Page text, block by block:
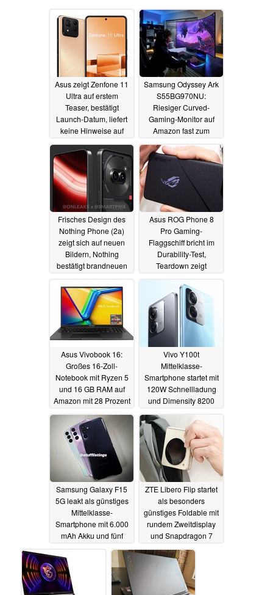
Asus zeigt Zenfone 11
Ultra auf erstem
Teaser, bestätigt
Launch-Datum, liefert
keine Hinweise auf
kleineres Zenfone 11
20.02.2024
Samsung Odyssey Ark
S55BG970NU:
Riesiger Curved-
Gaming-Monitor auf
Amazon fast zum
halben Preis
Frisches Design des
Nothing Phone (2a)
zeigt sich auf neuen
Bildern, Nothing
bestätigt brandneuen
Asus ROG Phone 8
Pro Gaming-
Flaggschiff bricht im
Durability-Test,
Teardown zeigt
sekundäres Mini-LED-
Display19.02.2024
Asus Vivobook 16:
Großes 16-Zoll-
Notebook mit Ryzen 5
und 16 GB RAM auf
Amazon mit 28 Prozent
Rabatt zu haben
19.02.2024
Vivo Y100t
Mittelklasse-
Smartphone startet mit
120W Schnellladung
und Dimensity 8200
19.02.2024
Samsung Galaxy F15
5G leakt als günstiges
Mittelklasse-
Smartphone mit 6.000
mAh Akku und fünf
Jahren Updates
ZTE Libero Flip startet
als besonders
günstiges Foldable mit
rundem Zweitdisplay
und Snapdragon 7
Gen 119.02.2024